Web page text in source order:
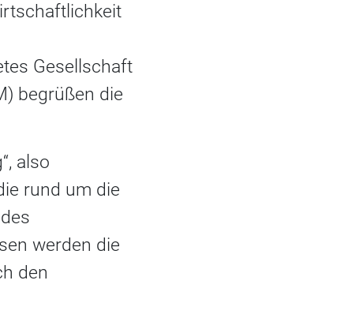
Gesellschaft
begrüßen die
also
rund um die
werden die
den